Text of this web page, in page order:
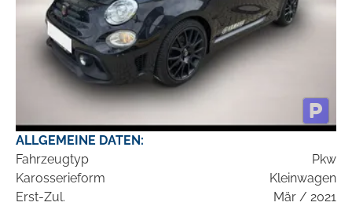
ALLGEMEINE DATEN:
Fahrzeugtyp
Pkw
Karosserieform
Kleinwagen
Erst-Zul.
Mär / 2021